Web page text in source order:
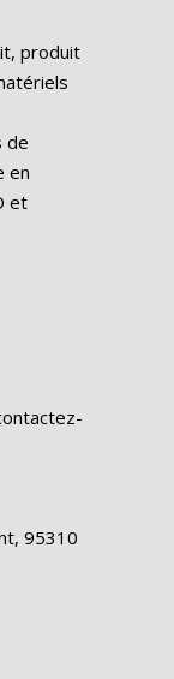
produit
de
en
et
95310